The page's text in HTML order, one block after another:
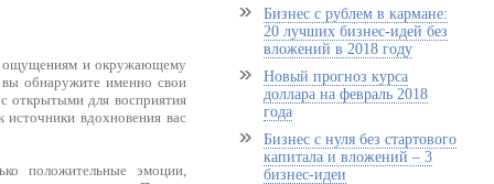
ощущениям и окружающему
обнаружите именно свои
открытыми для восприятия
источники вдохновения вас
положительные эмоции,
Бизнес с рублем в кармане:
20 лучших бизнес-идей без
вложений в 2018 году
Новый прогноз курса
доллара на февраль 2018
года
Бизнес с нуля без стартового
капитала и вложений – 3
бизнес-идеи